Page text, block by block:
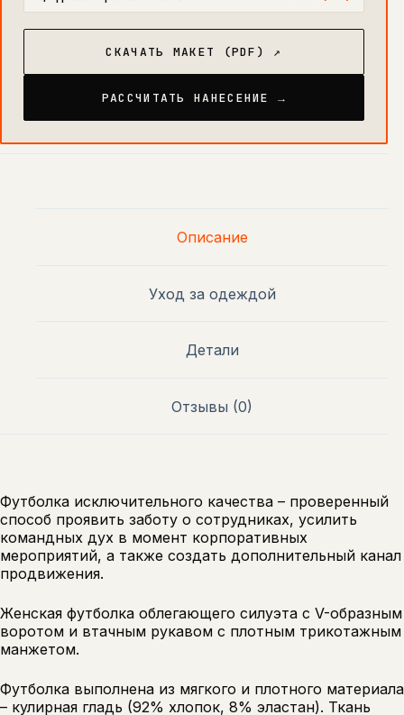
СКАЧАТЬ МАКЕТ (PDF) ↗
РАССЧИТАТЬ НАНЕСЕНИЕ →
Описание
Уход за одеждой
Детали
Отзывы (0)
Футболка исключительного качества – проверенный
способ проявить заботу о сотрудниках, усилить
командных дух в момент корпоративных
мероприятий, а также создать дополнительный канал
продвижения.
Женская футболка облегающего силуэта с V-образным
воротом и втачным рукавом с плотным трикотажным
манжетом.
Футболка выполнена из мягкого и плотного материала
– кулирная гладь (92% хлопок, 8% эластан). Ткань